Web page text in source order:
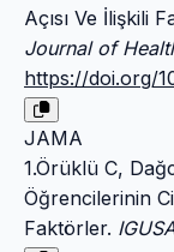
Açısı Ve İlişkili
Journal of
https://doi.org/
JAMA
1.Örüklü C,
Öğrencilerinin
Faktörler.